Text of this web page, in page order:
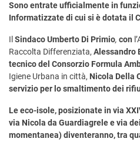
Sono entrate ufficialmente in
Informatizzate di cui si è dotata il
Il Sindaco Umberto Di Primio, con
Raccolta Differenziata, Alessandro
tecnico del Consorzio Formula
Igiene Urbana in città, Nicola Della
servizio per lo smaltimento dei
Le eco-isole, posizionate in via
via Nicola da Guardiagrele e via
momentanea) diventeranno, tra